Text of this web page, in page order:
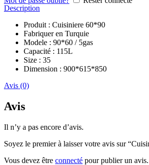
Description
Produit : Cuisiniere 60*90
Fabriquer en Turquie
Modele : 90*60 / 5gas
Capacité : 115L
Size : 35
Dimension : 900*615*850
Avis (0)
Avis
Il n’y a pas encore d’avis.
Soyez le premier à laisser votre avis sur
Vous devez être connecté pour publier un avis.